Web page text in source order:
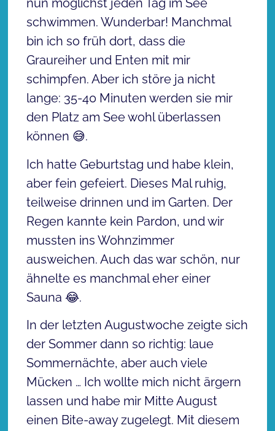
nun möglichst jeden Tag im See
schwimmen. Wunderbar! Manchmal
bin ich so früh dort, dass die
Graureiher und Enten mit mir
schimpfen. Aber ich störe ja nicht
lange: 35-40 Minuten werden sie mir
den Platz am See wohl überlassen
können 😅.
Ich hatte Geburtstag und habe klein,
aber fein gefeiert. Dieses Mal ruhig,
teilweise drinnen und im Garten. Der
Regen kannte kein Pardon, und wir
mussten ins Wohnzimmer
ausweichen. Auch das war schön, nur
ähnelte es manchmal eher einer
Sauna 😂.
In der letzten Augustwoche zeigte sich
der Sommer dann so richtig: laue
Sommernächte, aber auch viele
Mücken … Ich wollte mich nicht ärgern
lassen und habe mir Mitte August
einen Bite-away zugelegt. Mit diesem